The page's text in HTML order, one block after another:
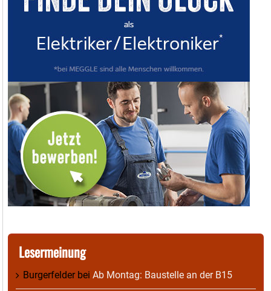
Lesermeinung
Burgerfelderbei Ab Montag: Baustelle an der B15